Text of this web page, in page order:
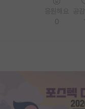
PI 전용 게시판